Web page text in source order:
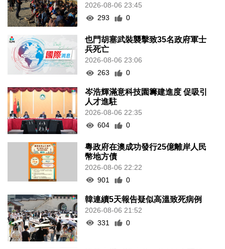
2026-08-06 23:45
293
0
也門胡塞武裝襲擊致35名政府軍士
兵死亡
2026-08-06 23:06
263
0
岑浩輝滿意科技園籌建進度 促吸引
人才進駐
2026-08-06 22:35
604
0
粵政府在澳成功發行25億離岸人民
幣地方債
2026-08-06 22:22
901
0
韓連續5天報告疑似高溫致死病例
2026-08-06 21:52
331
0